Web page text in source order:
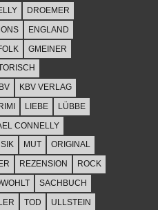
DROEMER
ENGLAND
GMEINER
KBV VERLAG
LIEBE
LÜBBE
CONNELLY
MUT
ORIGINAL
REZENSION
ROCK
SACHBUCH
TOD ULLSTEIN